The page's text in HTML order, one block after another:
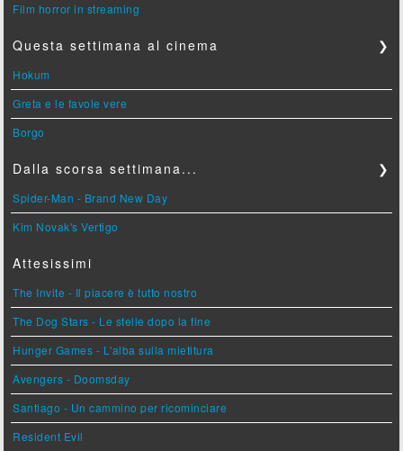
Film horror in streaming
Questa settimana al cinema ❯
Hokum
Greta e le favole vere
Borgo
Dalla scorsa settimana... ❯
Spider-Man - Brand New Day
Kim Novak's Vertigo
Attesissimi
The Invite - Il piacere è tutto nostro
The Dog Stars - Le stelle dopo la fine
Hunger Games - L'alba sulla mietitura
Avengers - Doomsday
Santiago - Un cammino per ricominciare
Resident Evil